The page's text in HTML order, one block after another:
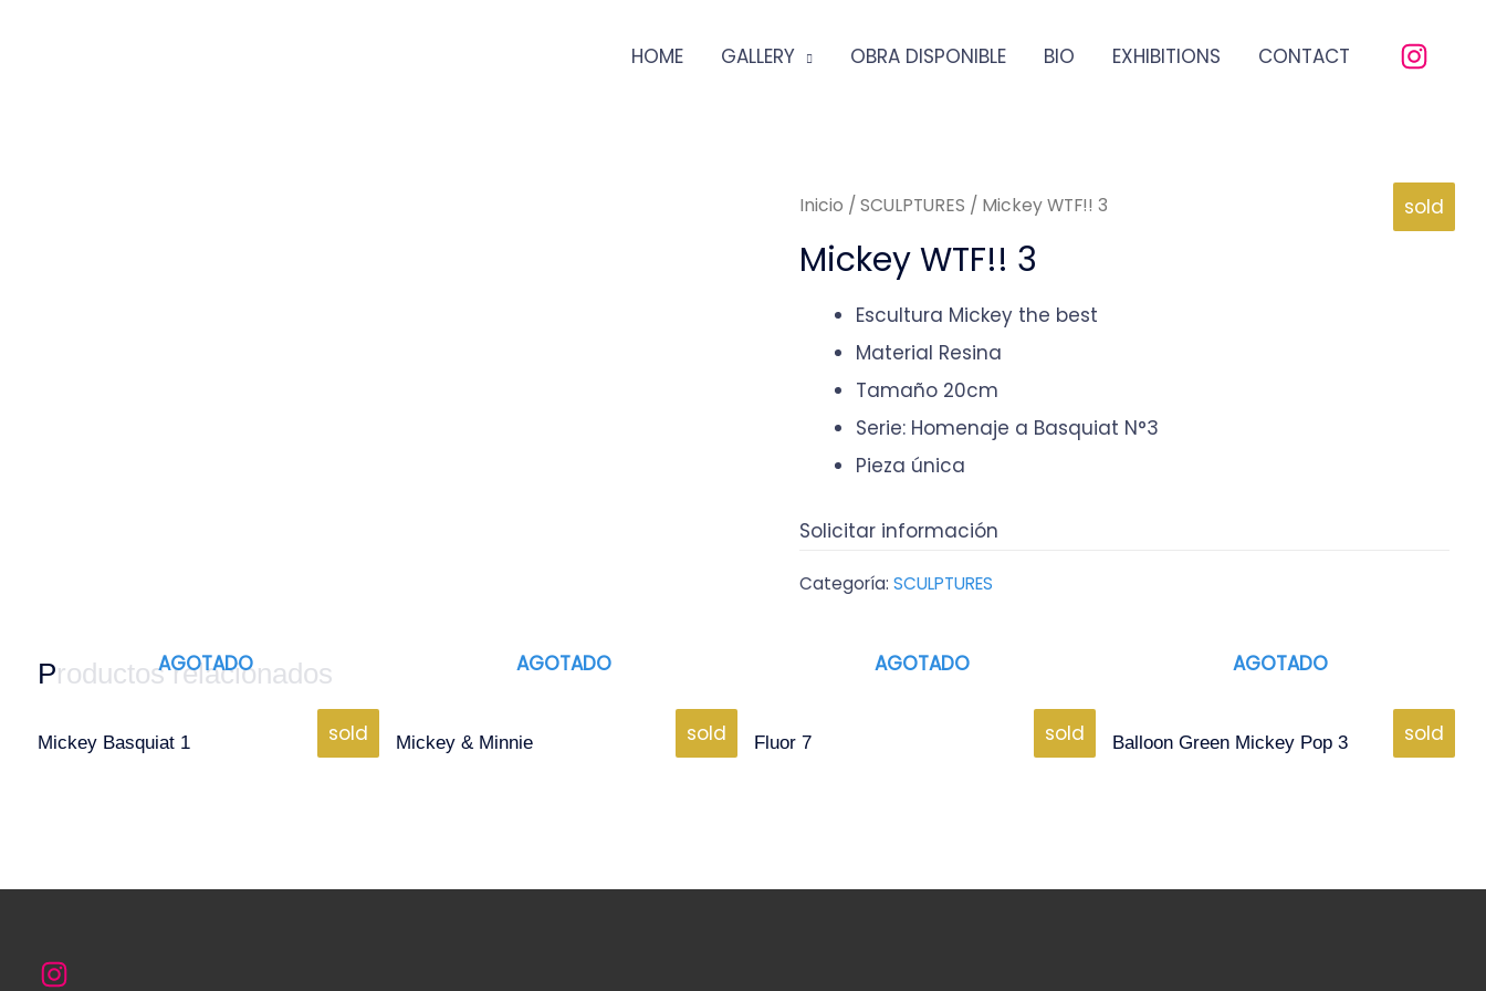
HOME GALLERY OBRA DISPONIBLE BIO EXHIBITIONS CONTACT
sold
Inicio /SCULPTURES / Mickey WTF!! 3
Mickey WTF!! 3
Escultura Mickey the best
Material Resina
Tamaño 20cm
Serie: Homenaje a Basquiat N°3
Pieza única
Solicitar información
Categoría:SCULPTURES
Productos relacionados
sold
AGOTADO
Mickey Basquiat 1 sold
AGOTADO
Mickey & Minnie sold
AGOTADO
Fluor 7 sold
AGOTADO
Balloon Green Mickey Pop 3